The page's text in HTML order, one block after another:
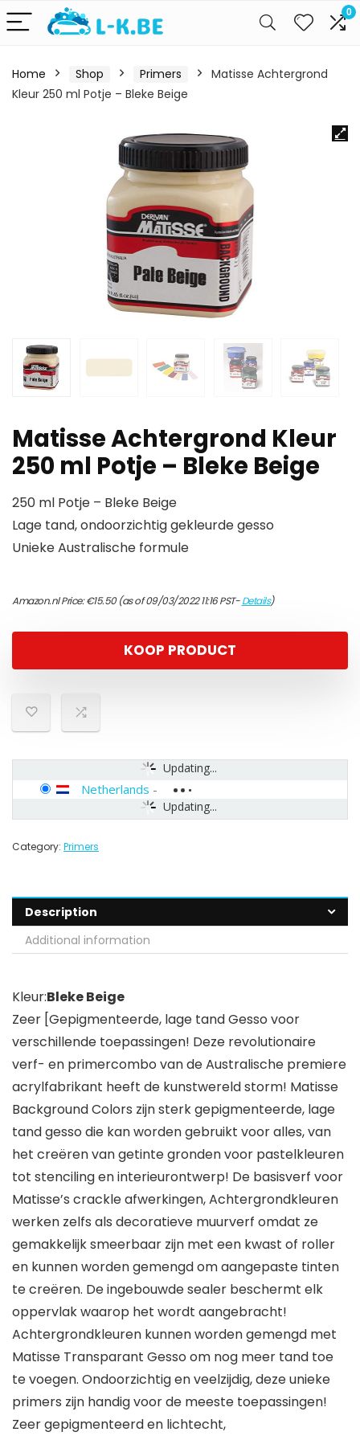
0
Home Shop Primers
Matisse Achtergrond
Kleur 250 ml Potje – Bleke Beige
Matisse Achtergrond Kleur
250 ml Potje – Bleke Beige
250 ml Potje – Bleke Beige
Lage tand, ondoorzichtig gekleurde gesso
Unieke Australische formule
Amazon.nl Price:€15.50(as of 09/03/2022 11:16 PST-Details)
KOOP PRODUCT
Updating...
Updating...
Netherlands -
Category: Primers
Description
Additional information
Kleur:Bleke Beige
Zeer [Gepigmenteerde, lage tand Gesso voor
verschillende toepassingen! Deze revolutionaire
verf- en primercombo van de Australische premiere
acrylfabrikant heeft de kunstwereld storm! Matisse
Background Colors zijn sterk gepigmenteerde, lage
tand gesso die kan worden gebruikt voor alles, van
het creëren van getinte gronden voor pastelkleuren
tot stenciling en interieurontwerp! De basisverf voor
Matisse’s crackle afwerkingen, Achtergrondkleuren
werken zelfs als decoratieve muurverf omdat ze
gemakkelijk smeerbaar zijn met een kwast of roller
en kunnen worden gemengd om aangepaste tinten
te creëren. De ingebouwde sealer beschermt elk
oppervlak waarop het wordt aangebracht!
Achtergrondkleuren kunnen worden gemengd met
Matisse Transparant Gesso om nog meer tand toe
te voegen. Ondoorzichtig en veelzijdig, deze unieke
primers zijn handig voor de meeste toepassingen!
Zeer gepigmenteerd en lichtecht,